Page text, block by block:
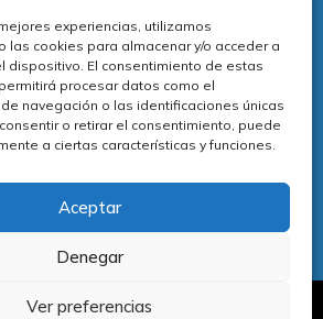
experiencias, utilizamos
las cookies para almacenar y/o acceder a
dispositivo. El consentimiento de estas
procesar datos como el
navegación o las identificaciones únicas
o retirar el consentimiento, puede
a ciertas características y funciones.
Aceptar
Denegar
Ver preferencias
la reparación y el mantenimiento